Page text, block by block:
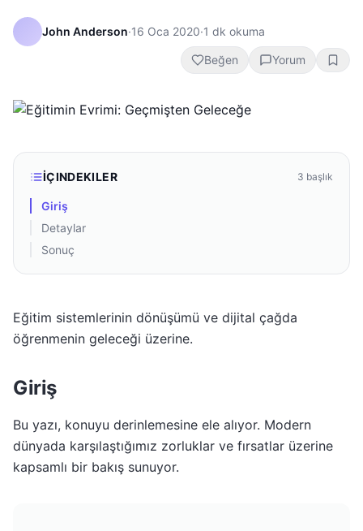
John Anderson·16 Oca 2020·1 dk okuma
Beğen Yorum
İÇINDEKILER 3 başlık
Giriş
Detaylar
Sonuç
Eğitim sistemlerinin dönüşümü ve dijital çağda
öğrenmenin geleceği üzerine.
Giriş
Bu yazı, konuyu derinlemesine ele alıyor. Modern
dünyada karşılaştığımız zorluklar ve fırsatlar üzerine
kapsamlı bir bakış sunuyor.